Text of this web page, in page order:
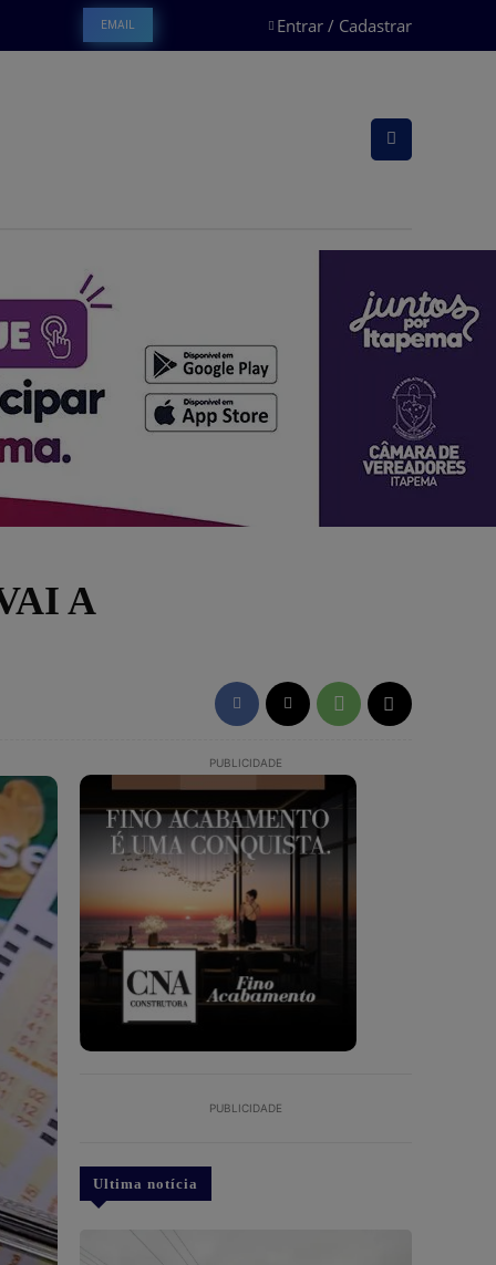
EMAIL Entrar / Cadastrar
A
PUBLICIDADE
PUBLICIDADE
Ultima notícia